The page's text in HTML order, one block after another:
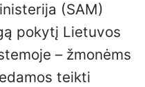
(SAM)
pokytį Lietuvos
– žmonėms
teikti